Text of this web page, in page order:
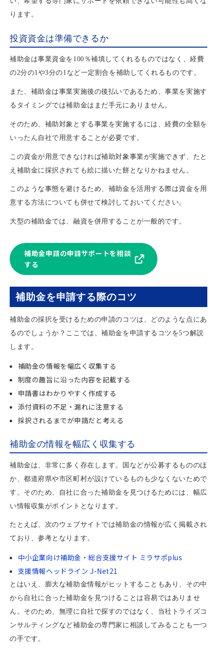
ります。
投資資金は準備できるか
補助金は事業資金を100％補填してくれるものではなく、経費
の2分の1や3分の1など一定割合を補助してくれるものです。
また、補助金は事業実施後の後払いであるため、事業を実施す
るタイミングでは補助金はまだ手元にありません。
そのため、補助対象とする事業を実施するには、経費の全額を
いったん自社で用意することが必要です。
この資金が用意できなければ補助対象事業が実施できず、たと
え補助金に採択されても絵に描いた餅となりかねません。
このような事態を避けるため、補助金を活用する際は資金を用
意する方法についても併せて検討しておいてください。
大型の補助金では、融資を併用することが一般的です。
補助金申請の申請サポートを相談
する
補助金を申請する際のコツ
補助金の採択を受けるための申請のコツは、どのような点にあ
るのでしょうか？ここでは、補助金を申請するコツを5つ解説
します。
補助金の情報を幅広く収集する
制度の趣旨に沿った内容を記載する
申請書はわかりやすく作成する
添付資料の不足・漏れに注意する
採択されるまでが申請だと考える
補助金の情報を幅広く収集する
補助金は、非常に多く存在します。国などが公募するもののほ
か、都道府県や市区町村が設けているものも少なくないためで
す。そのため、自社に合った補助金を見つけるためには、幅広
い情報収集がポイントとなります。
たとえば、次のウェブサイトでは補助金の情報が広く掲載され
ており、参考となります。
中小企業向け補助金・総合支援サイト ミラサポplus
支援情報ヘッドライン J-Net21
とはいえ、膨大な補助金情報がヒットすることもあり、その中
から自社に合った補助金を見つけることは容易ではありませ
ん。そのため、無理に自社で探すのではなく、当社トライズコ
ンサルティングなど補助金の専門家に相談してみることも一つ
の手です。